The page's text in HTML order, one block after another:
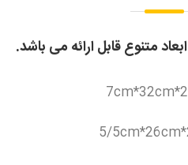
متنوع قابل ارائه می باشد.
5/